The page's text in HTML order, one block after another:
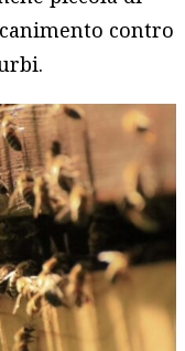
contro